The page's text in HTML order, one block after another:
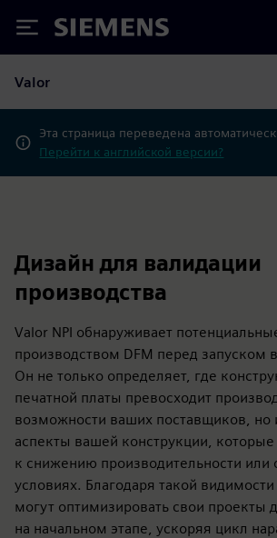
Siemens
Valor
Эта страница переведена
Перейти к английской версии?
Дизайн для валидации
производства
Valor NPI обнаруживает
производством DFM перед запуском
Он не только определяет, где
печатной платы превосходит
возможности ваших поставщиков, но
аспекты вашей конструкции, которые
к снижению производительности или
условиях. Благодаря такой
могут оптимизировать свои проекты
на начальном этапе, ускоряя цикл